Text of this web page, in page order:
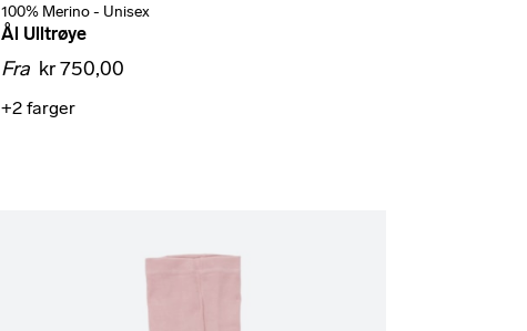
100% Merino - Unisex
Ål Ulltrøye
Fra kr 750,00
+2farger